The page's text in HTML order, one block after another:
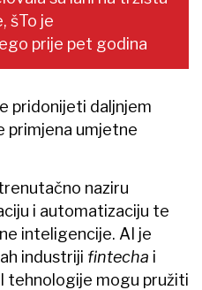
šTo je
prije pet godina
pridonijeti daljnjem
primjena umjetne
naziru
i automatizaciju te
inteligencije. AI je
industriji fintecha i
tehnologije mogu pružiti